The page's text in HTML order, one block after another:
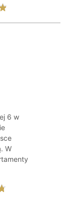
6 w
W